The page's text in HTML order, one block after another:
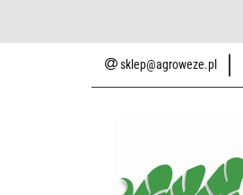
sklep@agroweze.pl